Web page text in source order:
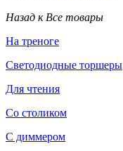
Назад к Все товары
На треноге
Светодиодные торшеры
Для чтения
Со столиком
С диммером